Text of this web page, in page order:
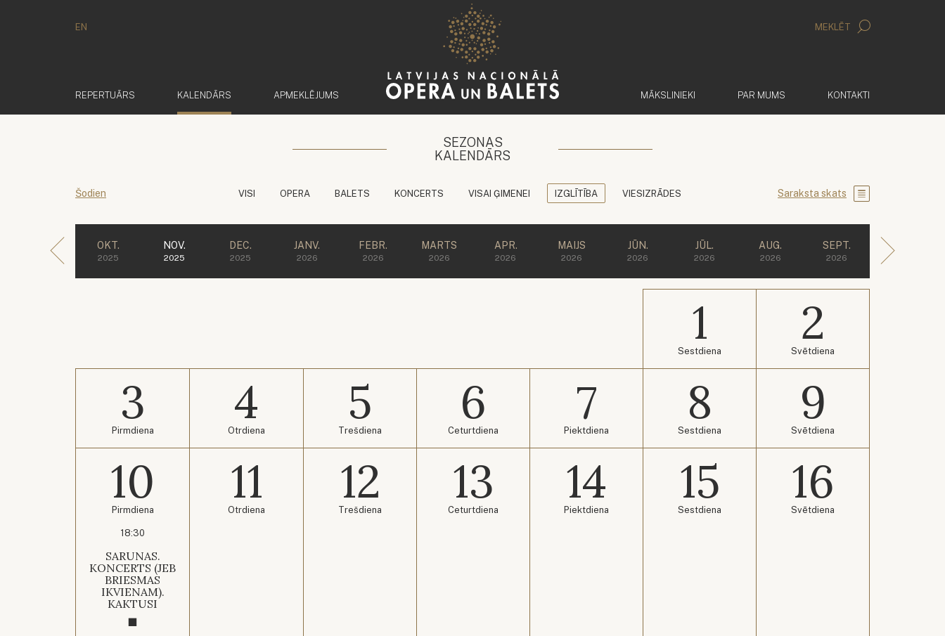
EN MEKLĒT
REPERTUĀRS KALENDĀRS APMEKLĒJUMS MĀKSLINIEKI PAR MUMS KONTAKTI
SEZONAS
KALENDĀRS
Šodien VISI OPERA BALETS KONCERTS VISAI ĢIMENEI IZGLĪTĪBA VIESIZRĀDES Saraksta skats
OKT.
2025
NOV.
2025
DEC.
2025
JANV.
2026
FEBR.
2026
MARTS
2026
APR.
2026
MAIJS
2026
JŪN.
2026
JŪL.
2026
AUG.
2026
SEPT.
2026
1
Sestdiena 2
Svētdiena
3
Pirmdiena 4
Otrdiena 5
Trešdiena 6
Ceturtdiena 7
Piektdiena 8
Sestdiena 9
Svētdiena
10
Pirmdiena
18:30
SARUNAS.
KONCERTS (JEB
BRIESMAS
IKVIENAM).
KAKTUSI
11
Otrdiena 12
Trešdiena 13
Ceturtdiena 14
Piektdiena 15
Sestdiena 16
Svētdiena